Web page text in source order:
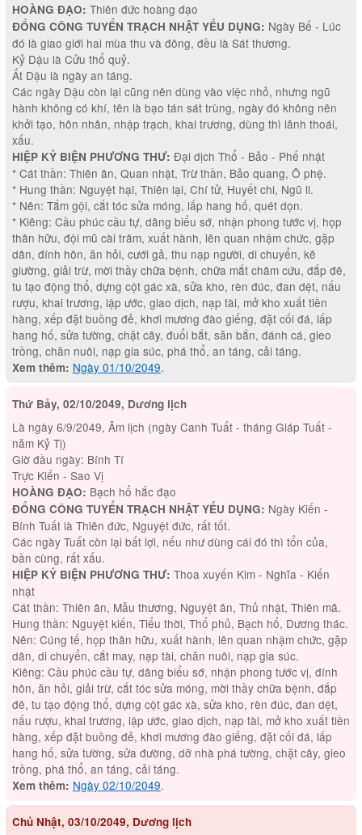
HOÀNG ĐẠO: Thiên đức hoàng đạo
ĐỔNG CÔNG TUYỂN TRẠCH NHẬT YẾU DỤNG: Ngày Bế - Lúc
đó là giao giới hai mùa thu và đông, đều là Sát thương.
Kỷ Dậu là Cửu thổ quỷ.
Ất Dậu là ngày an táng.
Các ngày Dậu còn lại cũng nên dùng vào việc nhỏ, nhưng ngũ
hành không có khí, tên là bạo tán sát trùng, ngày đó không nên
khởi tạo, hôn nhân, nhập trạch, khai trương, dùng thì lãnh thoái,
xấu.
HIỆP KỶ BIỆN PHƯƠNG THƯ: Đại dịch Thổ - Bảo - Phế nhật
* Cát thần: Thiên ân, Quan nhật, Trừ thần, Bảo quang, Ô phệ.
* Hung thần: Nguyệt hại, Thiên lại, Chí tử, Huyết chi, Ngũ li.
* Nên: Tắm gội, cắt tóc sửa móng, lấp hang hố, quét dọn.
* Kiêng: Cầu phúc cầu tự, dâng biểu sớ, nhận phong tước vị, họp
thân hữu, đội mũ cài trâm, xuất hành, lên quan nhậm chức, gặp
dân, đính hôn, ăn hỏi, cưới gả, thu nạp người, di chuyển, kê
giường, giải trừ, mời thầy chữa bệnh, chữa mắt châm cứu, đắp đê,
tu tạo động thổ, dựng cột gác xà, sửa kho, rèn đúc, đan dệt, nấu
rượu, khai trương, lập ước, giao dịch, nạp tài, mở kho xuất tiền
hàng, xếp đặt buồng đẻ, khơi mương đào giếng, đặt cối đá, lấp
hang hố, sửa tường, chặt cây, đuổi bắt, săn bắn, đánh cá, gieo
trồng, chăn nuôi, nạp gia súc, phá thổ, an táng, cải táng.
Xem thêm: Ngày 01/10/2049.
Thứ Bảy, 02/10/2049, Dương lịch
Là ngày 6/9/2049, Âm lịch (ngày Canh Tuất - tháng Giáp Tuất -
năm Kỷ Tị)
Giờ đầu ngày: Bính Tí
Trực Kiến - Sao Vị
HOÀNG ĐẠO: Bạch hổ hắc đạo
ĐỔNG CÔNG TUYỂN TRẠCH NHẬT YẾU DỤNG: Ngày Kiến -
Bính Tuất là Thiên đức, Nguyệt đức, rất tốt.
Các ngày Tuất còn lại bất lợi, nếu như dùng cái đó thì tổn của,
bần cùng, rất xấu.
HIỆP KỶ BIỆN PHƯƠNG THƯ: Thoa xuyến Kim - Nghĩa - Kiến
nhật
Cát thần: Thiên ân, Mẫu thương, Nguyệt ân, Thủ nhật, Thiên mã.
Hung thần: Nguyệt kiến, Tiểu thời, Thổ phủ, Bạch hổ, Dương thác.
Nên: Cúng tế, họp thân hữu, xuất hành, lên quan nhậm chức, gặp
dân, di chuyển, cắt may, nạp tài, chăn nuôi, nạp gia súc.
Kiêng: Cầu phúc cầu tự, dâng biểu sớ, nhận phong tước vị, đính
hôn, ăn hỏi, giải trừ, cắt tóc sửa móng, mời thầy chữa bệnh, đắp
đê, tu tạo động thổ, dựng cột gác xà, sửa kho, rèn đúc, đan dệt,
nấu rượu, khai trương, lập ước, giao dịch, nạp tài, mở kho xuất tiền
hàng, xếp đặt buồng đẻ, khơi mương đào giếng, đặt cối đá, lấp
hang hố, sửa tường, sửa đường, dỡ nhà phá tường, chặt cây, gieo
trồng, phá thổ, an táng, cải táng.
Xem thêm: Ngày 02/10/2049.
Chủ Nhật, 03/10/2049, Dương lịch